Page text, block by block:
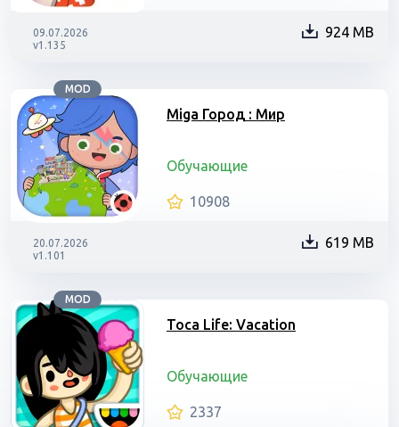
09.07.2026
v1.135
924 MB
MOD
Miga Город : Мир
Обучающие
10908
20.07.2026
v1.101
619 MB
MOD
Toca Life: Vacation
Обучающие
2337